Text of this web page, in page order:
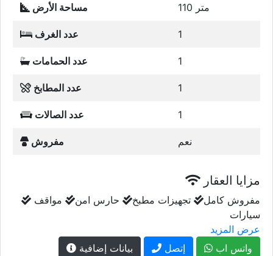
مساحة الأرض 110 متر
عدد الغرف 1
عدد الحمامات 1
عدد المطابخ 1
عدد الصالات 1
مفروش نعم
مزايا العقار
مفروش كامل تجهيزات مطبخ حارس امن
مواقف
سيارات
عرض المزيد
بيانات إضافية
إتصل واتس اب